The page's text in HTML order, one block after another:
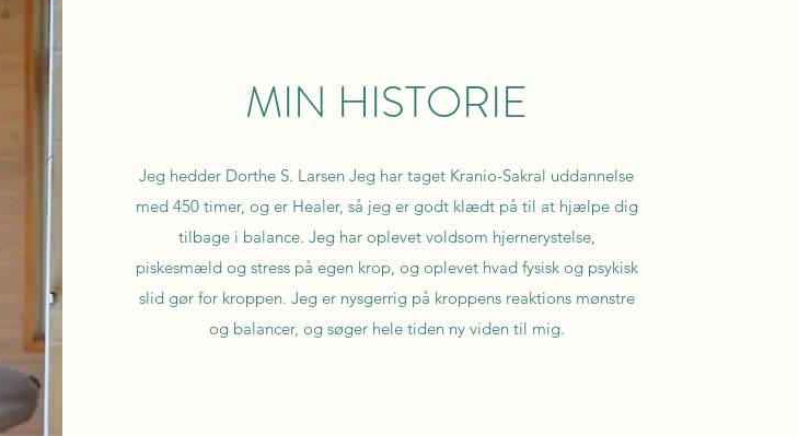
MIN HISTORIE
Jeg hedder Dorthe S. Larsen Jeg har taget Kranio-Sakral uddannelse
med 450 timer, og er Healer, så jeg er godt klædt på til at hjælpe dig
tilbage i balance. Jeg har oplevet voldsom hjernerystelse,
piskesmæld og stress på egen krop, og oplevet hvad fysisk og psykisk
slid gør for kroppen. Jeg er nysgerrig på kroppens reaktions mønstre
og balancer, og søger hele tiden ny viden til mig.